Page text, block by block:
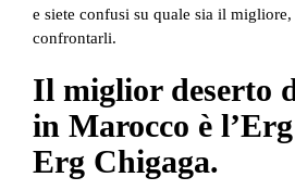
e siete confusi su quale sia il
confrontarli.
Il miglior deserto
in Marocco è
Erg Chigaga.